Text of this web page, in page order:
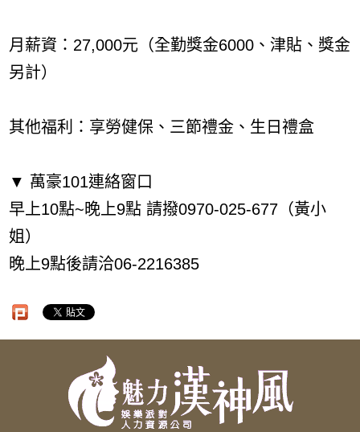
月薪資：27,000元（全勤獎金6000、津貼、獎金
另計）
其他福利：享勞健保、三節禮金、生日禮盒
▼ 萬豪101連絡窗口
早上10點~晚上9點 請撥0970-025-677（黃小
姐）
晚上9點後請洽06-2216385